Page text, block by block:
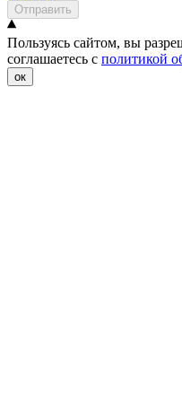
Отправить
Пользуясь сайтом, вы
соглашаетесь с политикой
ок